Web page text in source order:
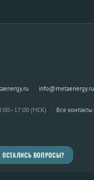
· info@metaenergy.ru
(МСК) · Все контакты
ОСТАЛИСЬ ВОПРОСЫ?